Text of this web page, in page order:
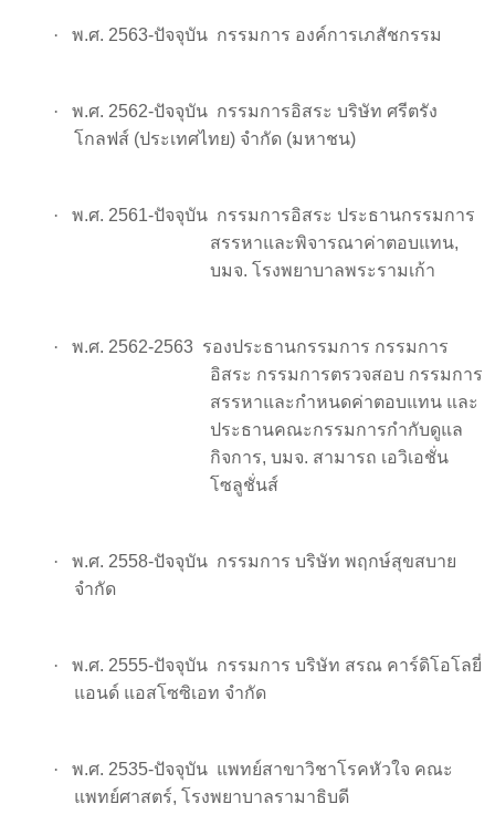
· พ.ศ. 2563-ปัจจุบัน กรรมการ องค์การเภสัชกรรม
· พ.ศ. 2562-ปัจจุบัน กรรมการอิสระ บริษัท ศรีตรัง
โกลฟส์ (ประเทศไทย) จำกัด (มหาชน)
· พ.ศ. 2561-ปัจจุบัน กรรมการอิสระ ประธานกรรมการ
สรรหาและพิจารณาค่าตอบแทน,
บมจ. โรงพยาบาลพระรามเก้า
·
พ.ศ. 2562-2563 รองประธานกรรมการ กรรมการ
อิสระ กรรมการตรวจสอบ กรรมการ
สรรหาและกำหนดค่าตอบแทน และ
ประธานคณะกรรมการกำกับดูแล
กิจการ, บมจ. สามารถ เอวิเอชั่น
โซลูชั่นส์
· พ.ศ. 2558-ปัจจุบัน กรรมการ บริษัท พฤกษ์สุขสบาย
จำกัด
· พ.ศ. 2555-ปัจจุบัน กรรมการ บริษัท สรณ คาร์ดิโอโลยี่
แอนด์ แอสโซซิเอท จำกัด
· พ.ศ. 2535-ปัจจุบัน แพทย์สาขาวิชาโรคหัวใจ คณะ
แพทย์ศาสตร์, โรงพยาบาลรามาธิบดี